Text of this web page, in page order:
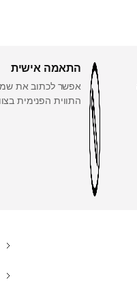
התאמה אישית
אפשר לכתוב את
התווית הפנימית